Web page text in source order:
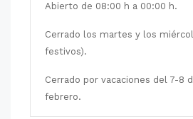
Abierto de 08:00 h a 00:00 h.
Cerrado los martes y los
festivos).
Cerrado por vacaciones del 7-8
febrero.